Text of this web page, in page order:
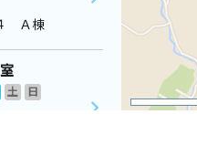
Ａ棟
土
日